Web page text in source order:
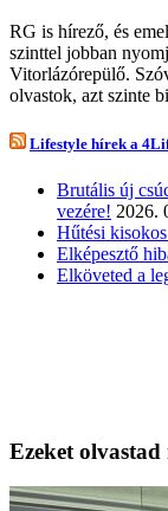
RG is hírező, és
szinttel jobban
Vitorlázórepülő.
olvastok, azt szinte
Lifestyle hírek a
Brutális új
vezére! 2026.
Hűtési
Elképesztő
Elköveted a
Ezeket olvastad